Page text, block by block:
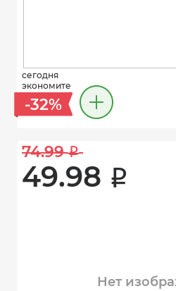
сегодня
экономите
-32%
74.99 i
49.98 i
Нет